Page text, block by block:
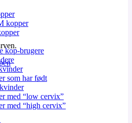
kopper
kop-brugere
som har født
med “low cervix”
med “high cervix”